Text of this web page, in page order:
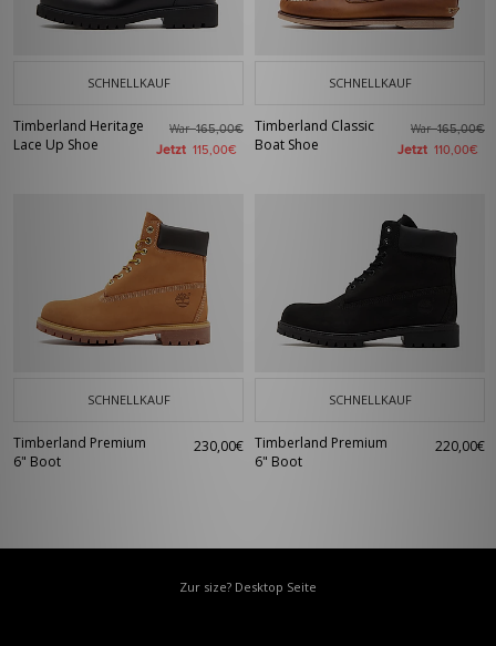
SCHNELLKAUF
Timberland Heritage
Lace Up Shoe
War165,00€
Jetzt 115,00€
SCHNELLKAUF
Timberland Classic
Boat Shoe
War165,00€
Jetzt 110,00€
SCHNELLKAUF
Timberland Premium
6" Boot
230,00€
SCHNELLKAUF
Timberland Premium
6" Boot
220,00€
Zur size? Desktop Seite